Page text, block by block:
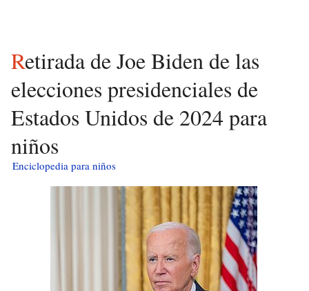
Retirada de Joe Biden de las
elecciones presidenciales de
Estados Unidos de 2024 para
niños
Enciclopedia para niños